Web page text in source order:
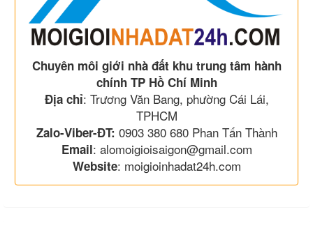
Chuyên môi giới nhà đất khu trung tâm hành
chính TP Hồ Chí Minh
Địa chỉ: Trương Văn Bang, phường Cái Lái,
TPHCM
Zalo-Viber-ĐT: 0903 380 680 Phan Tấn Thành
Email: alomoigioisaigon@gmail.com
Website: moigioinhadat24h.com